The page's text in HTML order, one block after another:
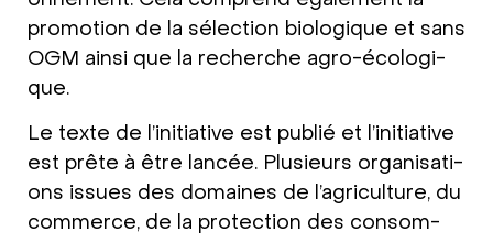
pro­mo­ti­on de la sélec­tion bio­lo­gi­que et sans
OGM ain­si que la recher­che agro-éco­lo­gi­
que.
Le tex­te de l’initia­ti­ve est publié et l’initia­ti­ve
est prête à être lan­cée. Plu­sieurs orga­ni­sa­ti­
ons issues des domain­es de l’ag­ri­cul­tu­re, du
com­mer­ce, de la pro­tec­tion des con­som­